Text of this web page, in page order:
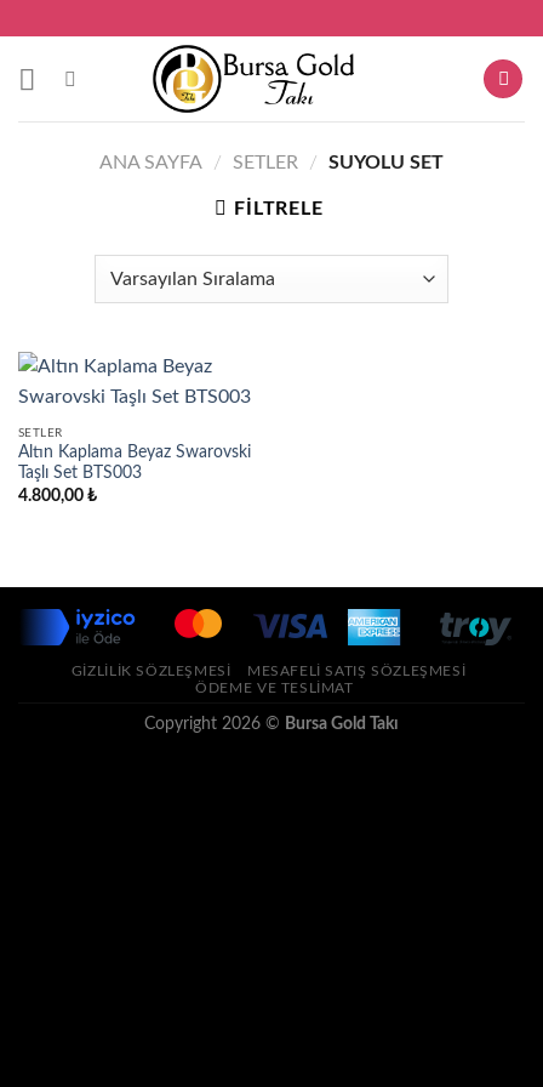
content
ANA SAYFA / SETLER / SUYOLU SET
FILTRELE
SETLER
Altın Kaplama Beyaz Swarovski
Taşlı Set BTS003
4.800,00 ₺
GIZLILIK SÖZLEŞMESI
MESAFELI SATIŞ SÖZLEŞMESI
ÖDEME VE TESLIMAT
Copyright 2026 © Bursa Gold Takı